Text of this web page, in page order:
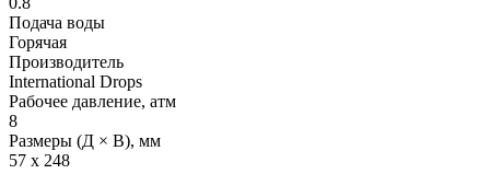
Подача воды
Горячая
Производитель
International Drops
Рабочее давление, атм
8
Размеры (Д × В), мм
57 х 248